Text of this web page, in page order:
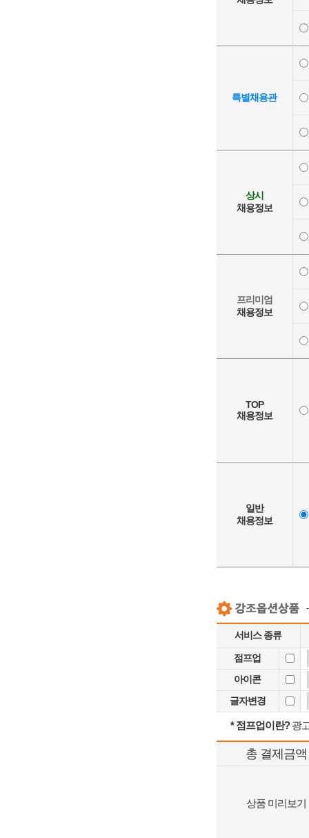
특별채용관
상시
채용정보
프리미엄
채용정보
TOP
채용정보
일반
채용정보
서비스 종류
점프업
아이콘
글자변경
* 점프업이란?광
총 결제금액
상품 미리보기